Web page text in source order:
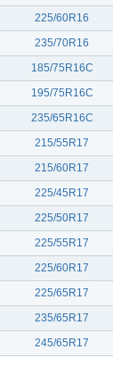
225/60R16
235/70R16
185/75R16C
195/75R16C
235/65R16C
215/55R17
215/60R17
225/45R17
225/50R17
225/55R17
225/60R17
225/65R17
235/65R17
245/65R17